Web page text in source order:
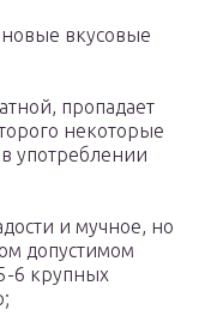
вкусовые
пропадает
некоторые
употреблении
и мучное, но
допустимом
6 крупных